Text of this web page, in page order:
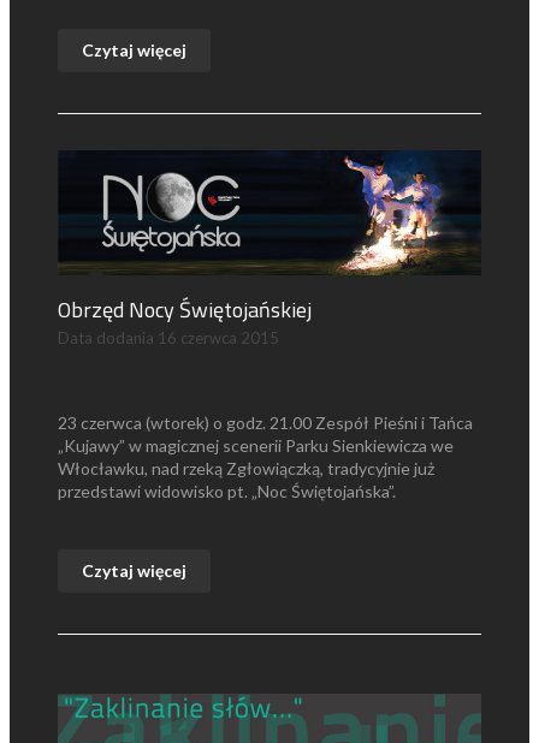
Czytaj więcej
Obrzęd Nocy Świętojańskiej
Data dodania 16 czerwca 2015
23 czerwca (wtorek) o godz. 21.00 Zespół Pieśni i Tańca
„Kujawy” w magicznej scenerii Parku Sienkiewicza we
Włocławku, nad rzeką Zgłowiączką, tradycyjnie już
przedstawi widowisko pt. „Noc Świętojańska”.
Czytaj więcej